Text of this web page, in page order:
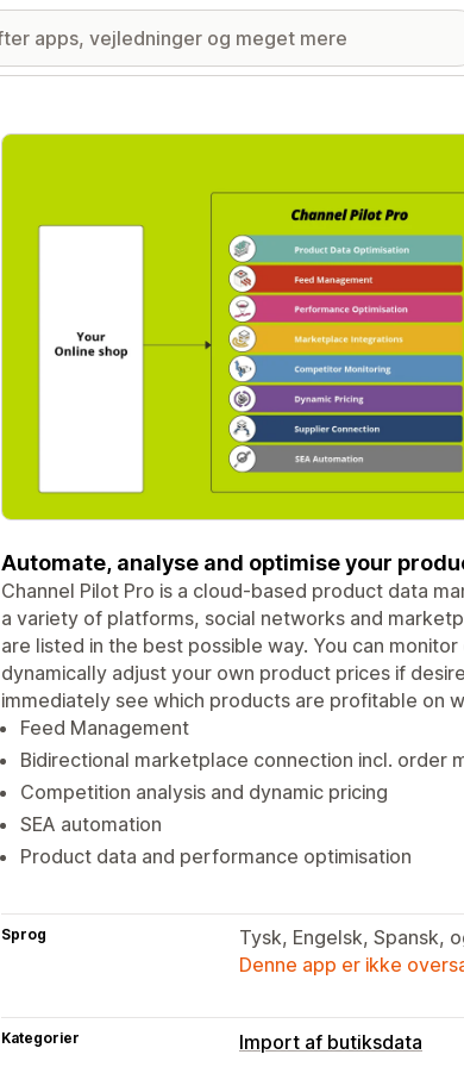
Galleri med udvalgte billeder
Automate, analyse and optimise your
Channel Pilot Pro is a cloud-based product data
a variety of platforms, social networks and
are listed in the best possible way. You can
dynamically adjust your own product prices if
immediately see which products are profitable on
Feed Management
Bidirectional marketplace connection incl. order
Competition analysis and dynamic pricing
SEA automation
Product data and performance optimisation
Sprog
Tysk, Engelsk, Spansk,
Denne app er ikke
Kategorier Import af butiksdata